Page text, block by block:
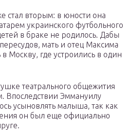
стал вторым: в юности она
украинского футбольного
в браке не родилось. Дабы
мать и отец Максима
Москву, где устроились в один
театрального общежития
Впоследствии Эммануилу
усыновлять малыша, так как
он был еще официально